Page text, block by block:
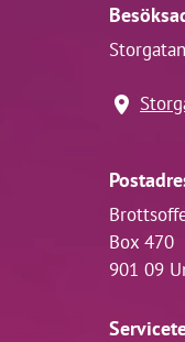
Box 470
901 09